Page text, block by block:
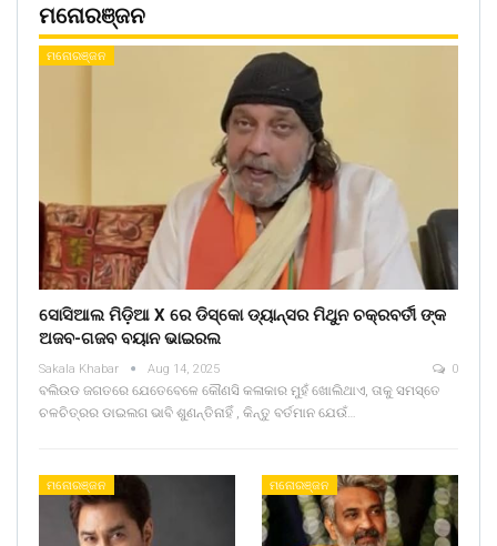
ମନୋରଞ୍ଜନ
ମନୋରଞ୍ଜନ
ସୋସିଆଲ ମିଡ଼ିଆ X ରେ ଡିସ୍କୋ ଡ୍ୟାନ୍ସର ମିଥୁନ ଚକ୍ରବର୍ତୀ ଙ୍କ
ଅଜବ-ଗଜବ ବୟାନ ଭାଇରଲ
Sakala Khabar Aug 14, 2025 0
ବଲିଉଡ ଜଗତରେ ଯେତେବେଳେ କୌଣସି କଳାକାର ମୁହଁ ଖୋଲିଥାଏ, ତାକୁ ସମସ୍ତେ
ଚଳଚିତ୍ରର ଡାଇଲଗ ଭାବି ଶୁଣନ୍ତିନାହିଁ , କିନ୍ତୁ ବର୍ତମାନ ଯେଉଁ…
ମନୋରଞ୍ଜନ ମନୋରଞ୍ଜନ